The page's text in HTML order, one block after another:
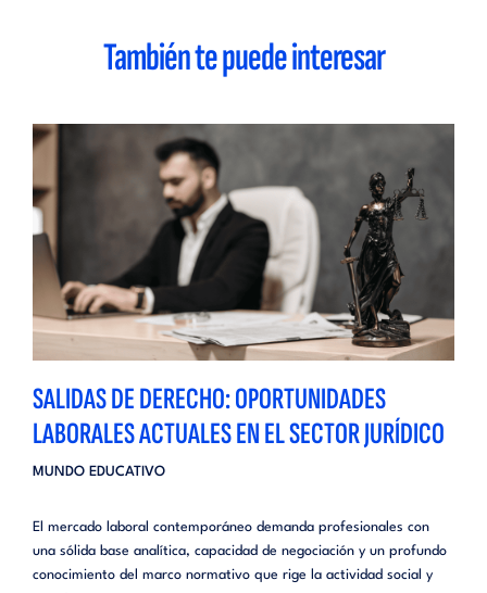
También te puede interesar
SALIDAS DE DERECHO: OPORTUNIDADES
LABORALES ACTUALES EN EL SECTOR JURÍDICO
MUNDO EDUCATIVO
El mercado laboral contemporáneo demanda profesionales con
una sólida base analítica, capacidad de negociación y un profundo
conocimiento del marco normativo que rige la actividad social y